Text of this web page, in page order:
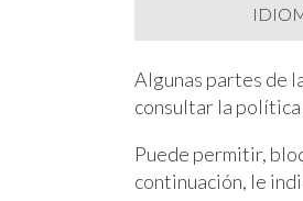
Algunas partes de
consultar la política
Puede permitir,
continuación, le